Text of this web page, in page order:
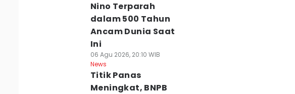
Nino Terparah
dalam 500 Tahun
Ancam Dunia Saat
Ini
06 Agu 2026, 20:10 WIB
News
Titik Panas
Meningkat, BNPB